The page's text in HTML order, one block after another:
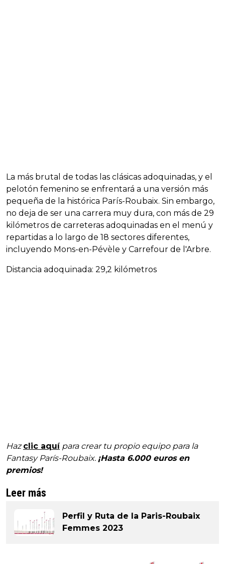
La más brutal de todas las clásicas adoquinadas, y el
pelotón femenino se enfrentará a una versión más
pequeña de la histórica París-Roubaix. Sin embargo,
no deja de ser una carrera muy dura, con más de 29
kilómetros de carreteras adoquinadas en el menú y
repartidas a lo largo de 18 sectores diferentes,
incluyendo Mons-en-Pévèle y Carrefour de l'Arbre.
Distancia adoquinada: 29,2 kilómetros
Hazclic aquípara crear tu propio equipo para la
Fantasy París-Roubaix. ¡Hasta 6.000 euros en
premios!
Leer más
Perfil y Ruta de la Paris-Roubaix
Femmes 2023